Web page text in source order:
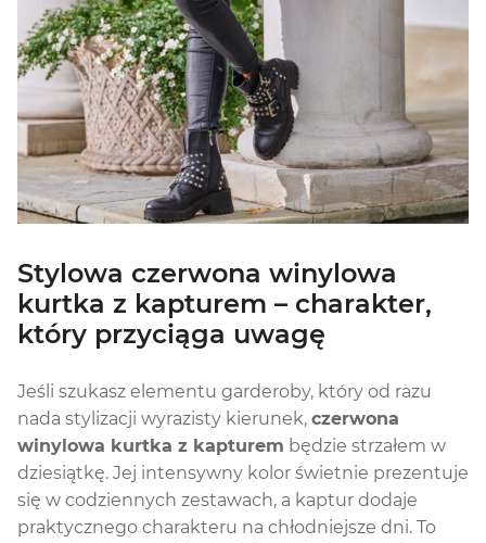
Stylowa czerwona winylowa
kurtka z kapturem – charakter,
który przyciąga uwagę
Jeśli szukasz elementu garderoby, który od razu
nada stylizacji wyrazisty kierunek, czerwona
winylowa kurtka z kapturem będzie strzałem w
dziesiątkę. Jej intensywny kolor świetnie prezentuje
się w codziennych zestawach, a kaptur dodaje
praktycznego charakteru na chłodniejsze dni. To